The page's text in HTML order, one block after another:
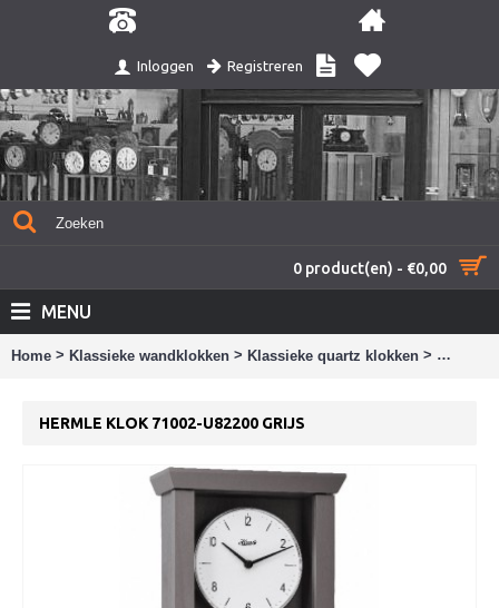
Inloggen Registreren
0 product(en) - €0,00
MENU
Home > Klassieke wandklokken > Klassieke quartz klokken > Hermle
HERMLE KLOK 71002-U82200 GRIJS